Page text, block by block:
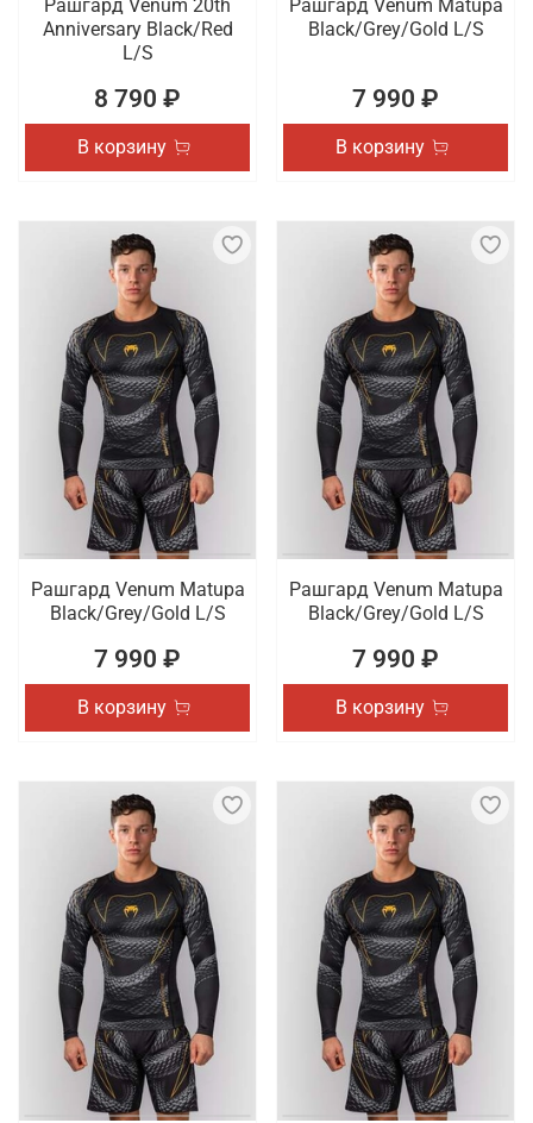
Рашгард Venum 20th
Anniversary Black/Red
L/S
8 790 ₽
В корзину
Рашгард Venum Matupa
Black/Grey/Gold L/S
7 990 ₽
В корзину
Рашгард Venum Matupa
Black/Grey/Gold L/S
7 990 ₽
В корзину
Рашгард Venum Matupa
Black/Grey/Gold L/S
7 990 ₽
В корзину